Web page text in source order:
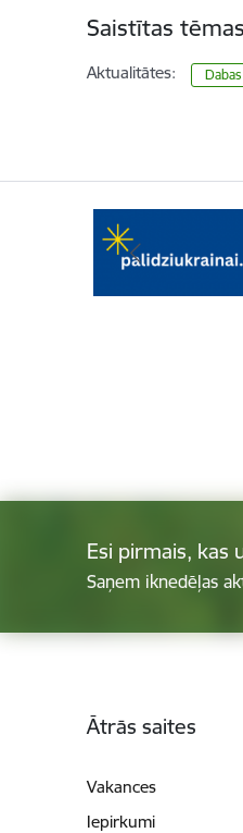
Saistītas tēmas
Aktualitātes:
Esi pirmais, kas
Saņem iknedēļas
Ātrās saites
Vakances
Iepirkumi